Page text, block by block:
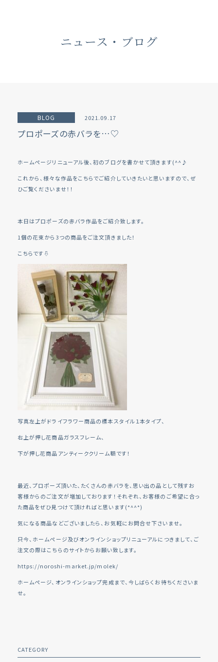
ニュース・ブログ
CATEGORY
BLOG 2021.09.17
プロポーズの赤バラを…♡
ホームページリニューアル後、初のブログを書かせて頂きます(^^♪
これから、様々な作品をこちらでご紹介していきたいと思いますので、ぜ
ひご覧くださいませ！！
本日はプロポーズの赤バラ作品をご紹介致します。
1個の花束から3つの商品をご注文頂きました！
こちらです⇩
写真左上がドライフラワー商品の標本スタイル１本タイプ、
右上が押し花商品ガラスフレーム、
下が押し花商品アンティーククリーム額です！
最近、プロポーズ頂いた、たくさんの赤バラを、思い出の品として残すお
客様からのご注文が増加しております！それぞれ、お客様のご希望に合っ
た商品をぜひ見つけて頂ければと思います(*^^*)
気になる商品などございましたら、お気軽にお問合せ下さいませ。
只今、ホームページ及びオンラインショップリニューアルにつきまして、ご
注文の際はこちらのサイトからお願い致します。
https://noroshi-market.jp/molek/
ホームページ、オンラインショップ完成まで、今しばらくお待ちくださいま
せ。